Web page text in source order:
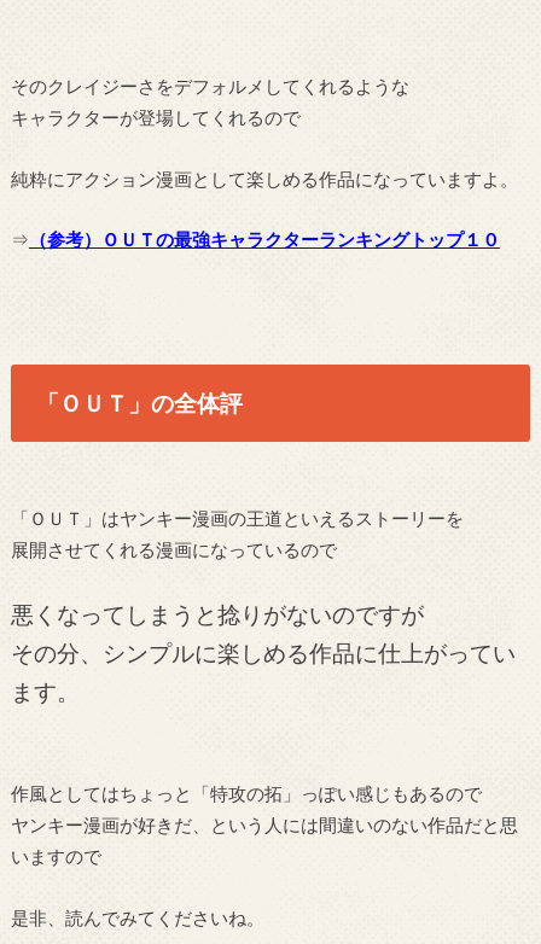
そのクレイジーさをデフォルメしてくれるような
キャラクターが登場してくれるので
純粋にアクション漫画として楽しめる作品になっていますよ。
⇒ （参考）ＯＵＴの最強キャラクターランキングトップ１０
「ＯＵＴ」の全体評
「ＯＵＴ」はヤンキー漫画の王道といえるストーリーを
展開させてくれる漫画になっているので
悪くなってしまうと捻りがないのですが
その分、シンプルに楽しめる作品に仕上がってい
ます。
作風としてはちょっと「特攻の拓」っぽい感じもあるので
ヤンキー漫画が好きだ、という人には間違いのない作品だと思
いますので
是非、読んでみてくださいね。